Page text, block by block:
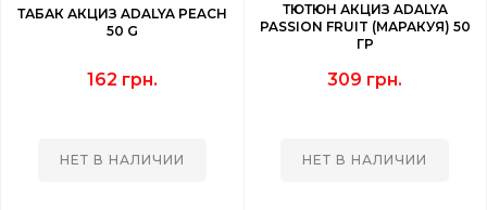
ТАБАК АКЦИЗ ADALYA PEACH
50 G
162 грн.
НЕТ В НАЛИЧИИ
ТЮТЮН АКЦИЗ ADALYA
PASSION FRUIT (МАРАКУЯ) 50
ГР
309 грн.
НЕТ В НАЛИЧИИ